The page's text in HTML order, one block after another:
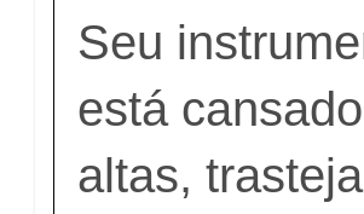
Seu
está
altas,